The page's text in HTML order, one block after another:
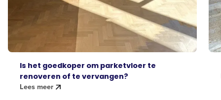
Is het goedkoper om parketvloer te
renoveren of te vervangen?
Lees meer